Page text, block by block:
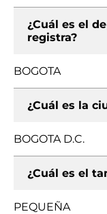
¿Cuál es el
registra?
BOGOTA
¿Cuál es la
BOGOTA D.C.
¿Cuál es el
PEQUEÑA